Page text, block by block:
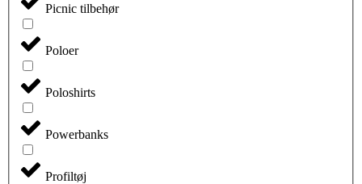
Picnic tilbehør
Poloer
Poloshirts
Powerbanks
Profiltøj